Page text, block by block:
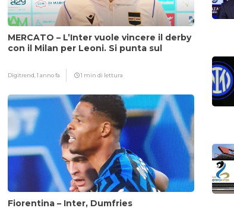
MERCATO – L’Inter vuole vincere il derby
con il Milan per Leoni. Si punta sul
Digitrend,1 anno fa 1 min di lettura
Fiorentina – Inter, Dumfries